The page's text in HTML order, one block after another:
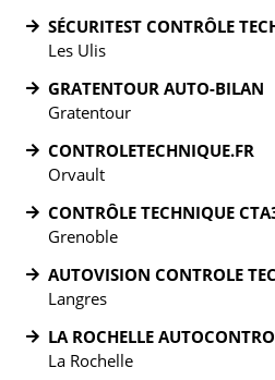
SÉCURITEST CONTRÔLE
Les Ulis
GRATENTOUR AUTO-BILAN
Gratentour
CONTROLETECHNIQUE.FR
Orvault
CONTRÔLE TECHNIQUE
Grenoble
AUTOVISION CONTROLE
Langres
LA ROCHELLE
La Rochelle